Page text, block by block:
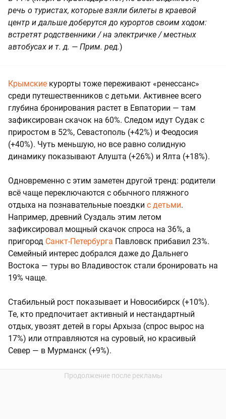
речь о туристах, которые взяли билеты в краевой
центр и дальше доберутся до курортов своим ходом:
встретят родственники / на электричке / местных
автобусах и т. д. — Прим. ред.)
Крымские курорты тоже переживают «ренессанс»
среди путешественников с детьми. Активнее всего
глубина бронирования растет в Евпатории — там
зафиксирован скачок на 60%. Следом идут Судак с
приростом в 52%, Севастополь (+42%) и Феодосия
(+40%). Чуть меньшую, но все равно солидную
динамику показывают Алушта (+26%) и Ялта (+18%).
Одновременно с этим заметен другой тренд: родители
всё чаще переключаются с обычного пляжного
отдыха на познавательные поездки с детьми.
Например, древний Суздаль этим летом
зафиксировал мощный скачок спроса на 36%, а
пригород Санкт-Петербурга Павловск прибавил 23%.
Семейный интерес добрался даже до Дальнего
Востока — туры во Владивосток стали бронировать на
19% чаще.
Стабильный рост показывает и Новосибирск (+10%).
Те, кто предпочитает активный и нестандартный
отдых, увозят детей в горы Архыза (спрос вырос на
17%) или отправляются на суровый, но красивый
Север — в Мурманск (+9%).